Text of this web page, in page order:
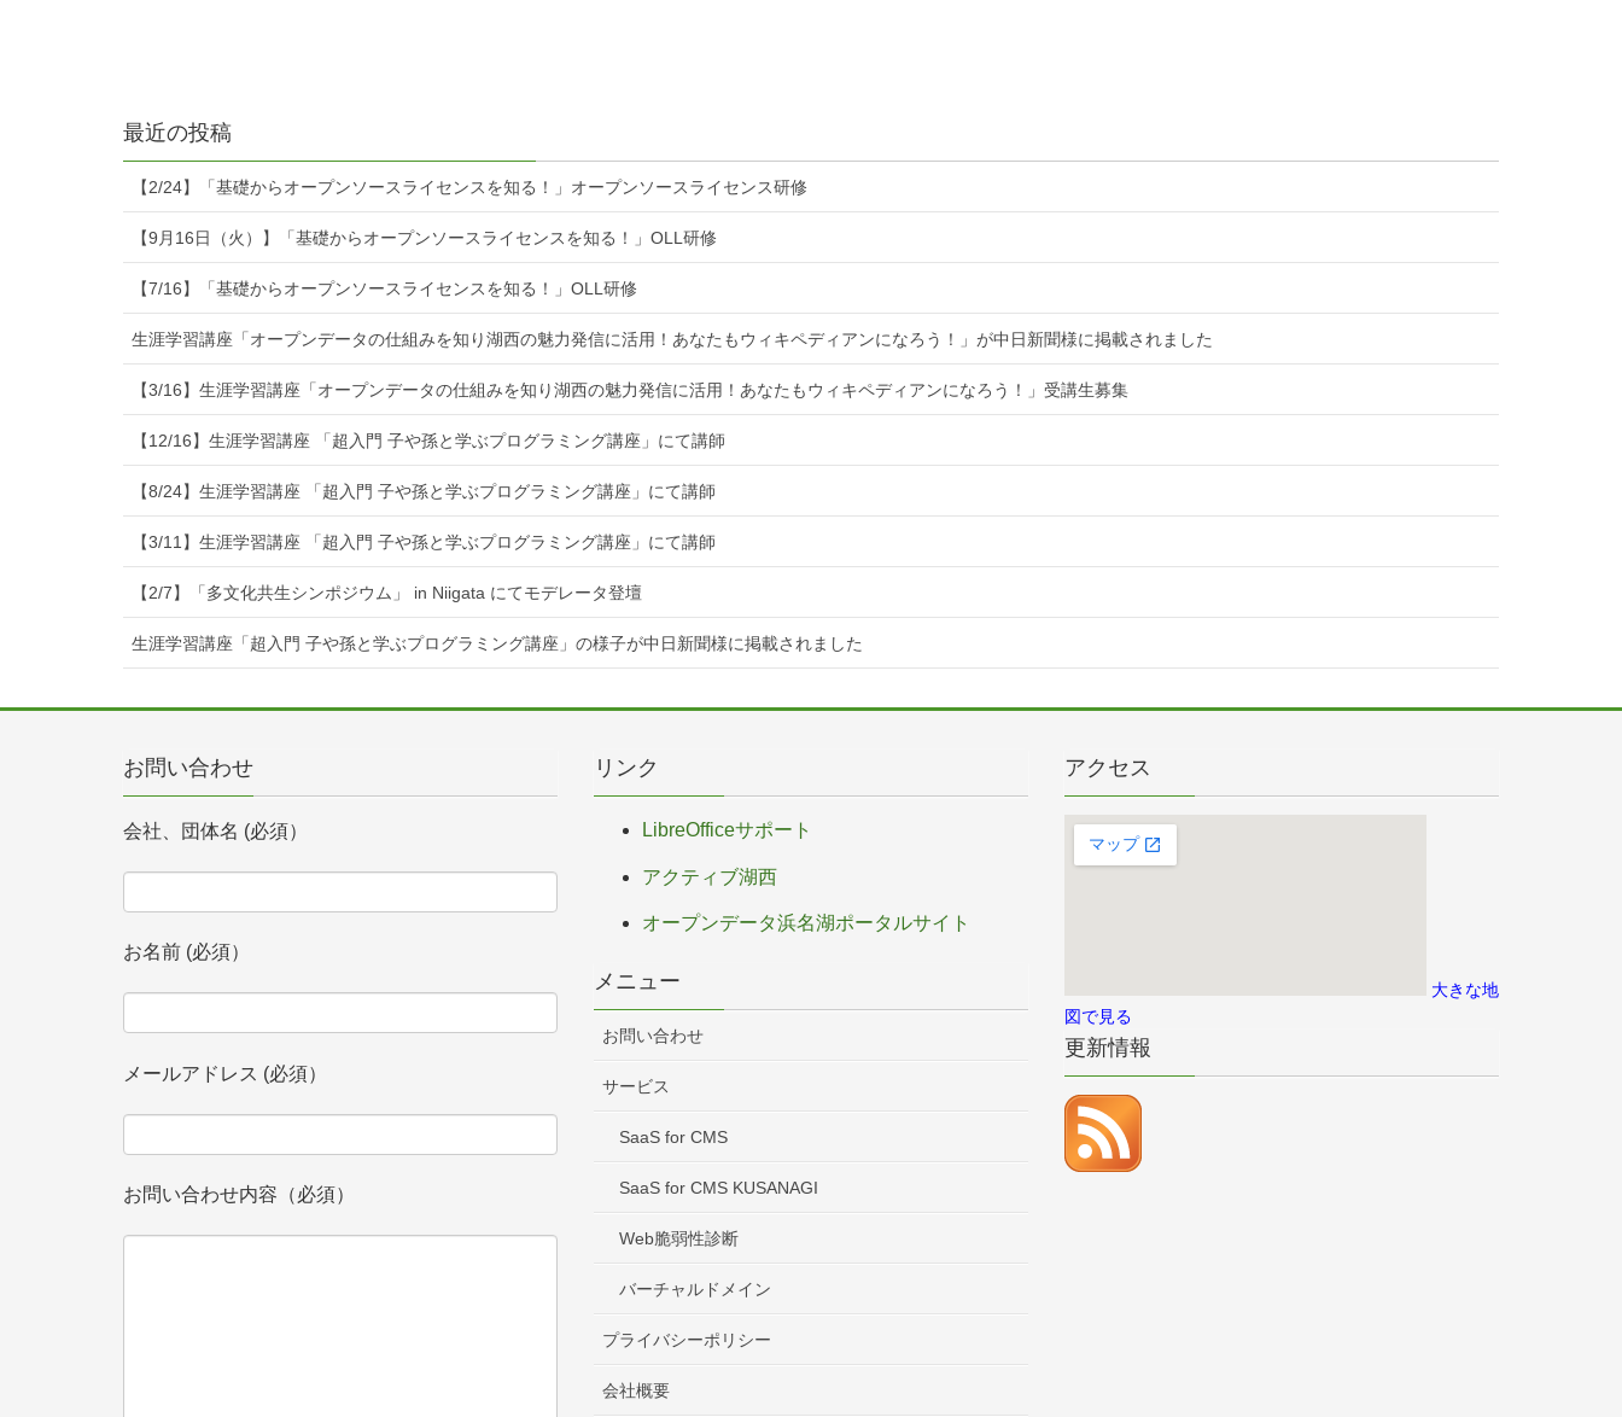
最近の投稿
【2/24】「基礎からオープンソースライセンスを知る！」オープンソースライセンス研修
【9月16日（火）】「基礎からオープンソースライセンスを知る！」OLL研修
【7/16】「基礎からオープンソースライセンスを知る！」OLL研修
生涯学習講座「オープンデータの仕組みを知り湖西の魅力発信に活用！あなたもウィキペディアンになろう！」が中日新聞様に掲載されました
【3/16】生涯学習講座「オープンデータの仕組みを知り湖西の魅力発信に活用！あなたもウィキペディアンになろう！」受講生募集
【12/16】生涯学習講座 「超入門 子や孫と学ぶプログラミング講座」にて講師
【8/24】生涯学習講座 「超入門 子や孫と学ぶプログラミング講座」にて講師
【3/11】生涯学習講座 「超入門 子や孫と学ぶプログラミング講座」にて講師
【2/7】「多文化共生シンポジウム」 in Niigata にてモデレータ登壇
生涯学習講座「超入門 子や孫と学ぶプログラミング講座」の様子が中日新聞様に掲載されました
お問い合わせ
会社、団体名 (必須）
お名前 (必須）
メールアドレス (必須）
お問い合わせ内容（必須）
リンク
LibreOfficeサポート
アクティブ湖西
オープンデータ浜名湖ポータルサイト
メニュー
お問い合わせ
サービス
SaaS for CMS
SaaS for CMS KUSANAGI
Web脆弱性診断
バーチャルドメイン
プライバシーポリシー
会社概要
アクセス
大きな地
図で見る
更新情報